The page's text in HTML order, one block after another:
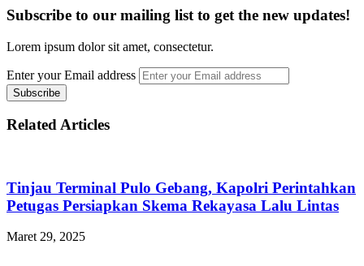
Subscribe to our mailing list to get the new updates!
Lorem ipsum dolor sit amet, consectetur.
Enter your Email address
Related Articles
Tinjau Terminal Pulo Gebang, Kapolri Perintahkan
Petugas Persiapkan Skema Rekayasa Lalu Lintas
Maret 29, 2025